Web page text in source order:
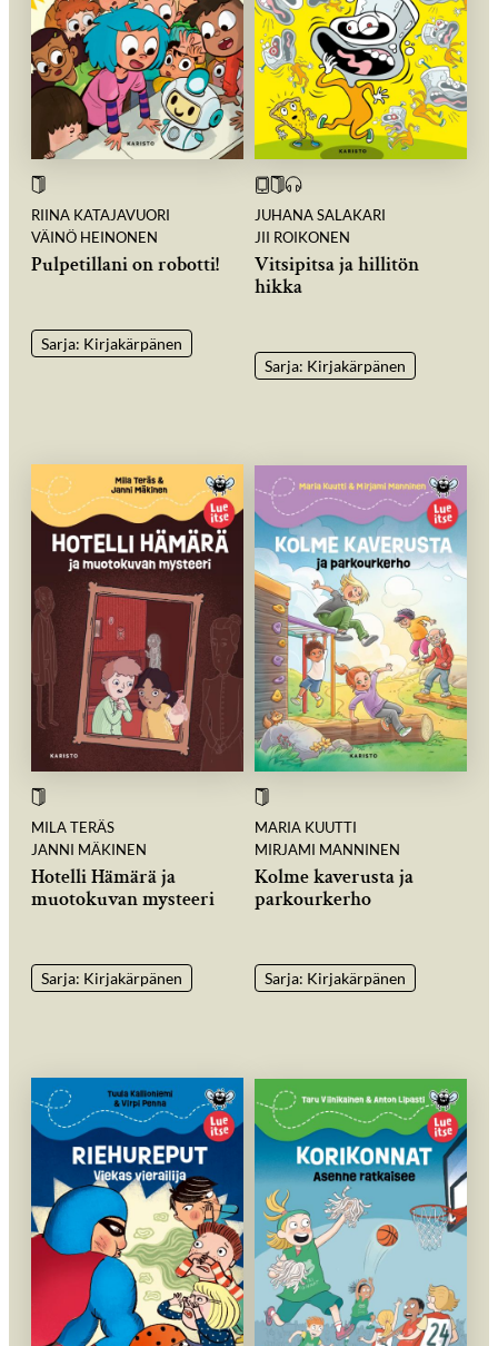
RIINA KATAJAVUORI
VÄINÖ HEINONEN
Pulpetillani on robotti!
Sarja: Kirjakärpänen
JUHANA SALAKARI
JII ROIKONEN
Vitsipitsa ja hillitön
hikka
Sarja: Kirjakärpänen
MILA TERÄS
JANNI MÄKINEN
Hotelli Hämärä ja
muotokuvan mysteeri
Sarja: Kirjakärpänen
MARIA KUUTTI
MIRJAMI MANNINEN
Kolme kaverusta ja
parkourkerho
Sarja: Kirjakärpänen